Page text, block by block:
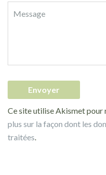
Ce site utilise Akismet pour
plus sur la façon dont les
traitées